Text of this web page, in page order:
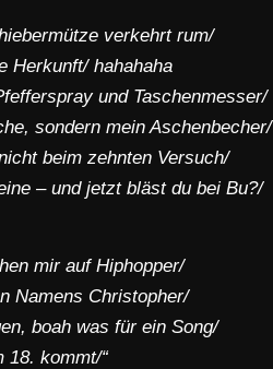
verkehrt rum/
Herkunft/ hahahaha
und Taschenmesser/
sondern mein Aschenbecher/
beim zehnten Versuch/
– und jetzt bläst du bei Bu?/
mir auf Hiphopper/
Namens Christopher/
boah was für ein Song/
18. kommt/“